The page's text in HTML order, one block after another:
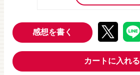
感想を書く
カートに入れる